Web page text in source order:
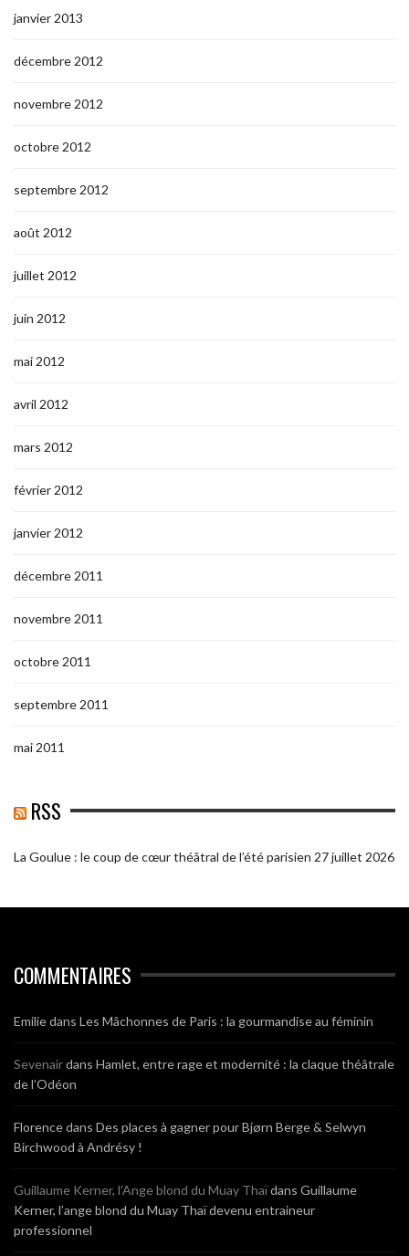
janvier 2013
décembre 2012
novembre 2012
octobre 2012
septembre 2012
août 2012
juillet 2012
juin 2012
mai 2012
avril 2012
mars 2012
février 2012
janvier 2012
décembre 2011
novembre 2011
octobre 2011
septembre 2011
mai 2011
RSS
La Goulue : le coup de cœur théâtral de l’été parisien 27 juillet 2026
COMMENTAIRES
Emiliedans Les Mâchonnes de Paris : la gourmandise au féminin
Sevenairdans Hamlet, entre rage et modernité : la claque théâtrale
de l’Odéon
Florencedans Des places à gagner pour Bjørn Berge & Selwyn
Birchwood à Andrésy !
Guillaume Kerner, l’Ange blond du Muay Thaïdans Guillaume
Kerner, l’ange blond du Muay Thaï devenu entraineur
professionnel